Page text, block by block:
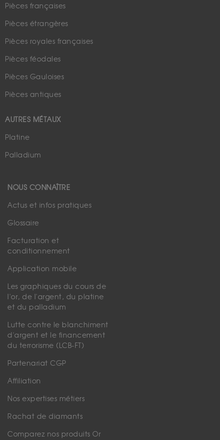
Pièces françaises
Pièces étrangères
Pièces royales françaises
Pièces féodales
Pièces Gauloises
Pièces antiques
AUTRES MÉTAUX
Platine
Palladium
NOUS CONNAÎTRE
Actus et infos pratiques
Glossaire
Facturation et
conditionnement
Application mobile
Les graphiques du cours de
l'or, de l'argent, du platine
et du palladium
Lutte contre le blanchiment
d'argent et le financement
du terrorisme (LCB-FT)
Partenariat CGP
Affiliation
Nos expertises métiers
Rachat de diamants
Comparez nos produits Or